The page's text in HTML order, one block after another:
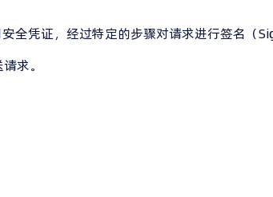
全凭证，经过特定的步骤对请求进行签名（
求。